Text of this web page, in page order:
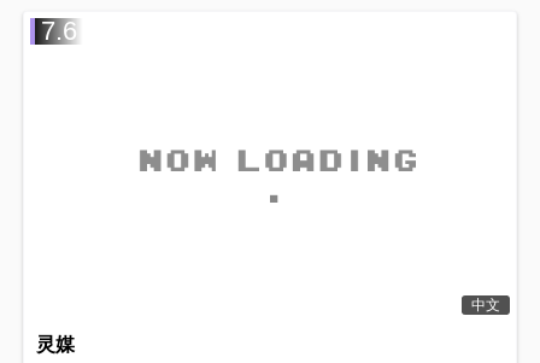
7.6
中文
灵媒